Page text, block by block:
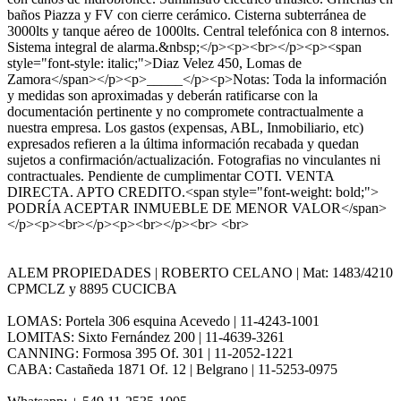
baños Piazza y FV con cierre cerámico. Cisterna subterránea de
3000lts y tanque aéreo de 1000lts. Central telefónica con 8 internos.
Sistema integral de alarma.&nbsp;</p><p><br></p><p><span
style="font-style: italic;">Diaz Velez 450, Lomas de
Zamora</span></p><p>_____</p><p>Notas: Toda la información
y medidas son aproximadas y deberán ratificarse con la
documentación pertinente y no compromete contractualmente a
nuestra empresa. Los gastos (expensas, ABL, Inmobiliario, etc)
expresados refieren a la última información recabada y quedan
sujetos a confirmación/actualización. Fotografias no vinculantes ni
contractuales. Pendiente de cumplimentar COTI. VENTA
DIRECTA. APTO CREDITO.<span style="font-weight: bold;">
PODRÍA ACEPTAR INMUEBLE DE MENOR VALOR</span>
</p><p><br></p><p><br></p><br> <br>
ALEM PROPIEDADES | ROBERTO CELANO | Mat: 1483/4210
CPMCLZ y 8895 CUCICBA
LOMAS: Portela 306 esquina Acevedo | 11-4243-1001
LOMITAS: Sixto Fernández 200 | 11-4639-3261
CANNING: Formosa 395 Of. 301 | 11-2052-1221
CABA: Castañeda 1871 Of. 12 | Belgrano | 11-5253-0975